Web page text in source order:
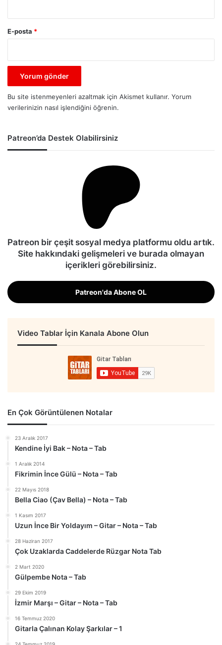
E-posta *
Bu site istenmeyenleri azaltmak için Akismet kullanır. Yorum
verilerinizin nasıl işlendiğini öğrenin.
Patreon’da Destek Olabilirsiniz
Patreon bir çeşit sosyal medya platformu oldu artık.
Site hakkındaki gelişmeleri ve burada olmayan
içerikleri görebilirsiniz.
Patreon'da Abone OL
Video Tablar İçin Kanala Abone Olun
En Çok Görüntülenen Notalar
23 Aralık 2017
Kendine İyi Bak – Nota – Tab
1 Aralık 2014
Fikrimin İnce Gülü – Nota – Tab
22 Mayıs 2018
Bella Ciao (Çav Bella) – Nota – Tab
1 Kasım 2017
Uzun İnce Bir Yoldayım – Gitar – Nota – Tab
28 Haziran 2017
Çok Uzaklarda Caddelerde Rüzgar Nota Tab
2 Mart 2020
Gülpembe Nota – Tab
29 Ekim 2019
İzmir Marşı – Gitar – Nota – Tab
16 Temmuz 2020
Gitarla Çalınan Kolay Şarkılar – 1